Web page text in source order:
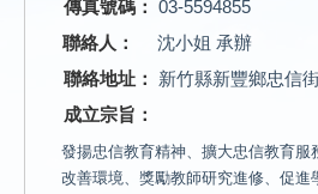
傳真號碼： 03-5594855
聯絡人：
沈小姐 承辦
聯絡地址：
新竹縣新豐鄉忠信
成立宗旨：
發揚忠信教育精神、擴大忠信教育服
改善環境、獎勵教師研究進修、促進